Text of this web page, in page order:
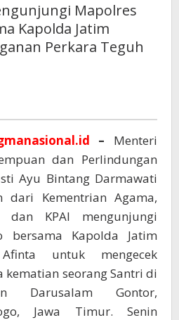
Mapolres
Kapolda Jatim
Perkara Teguh
– Menteri
dan Perlindungan
Ayu Bintang Darmawati
dari Kementrian Agama,
KPAI mengunjungi
bersama Kapolda Jatim
untuk mengecek
kematian seorang Santri di
Darusalam Gontor,
Jawa Timur. Senin